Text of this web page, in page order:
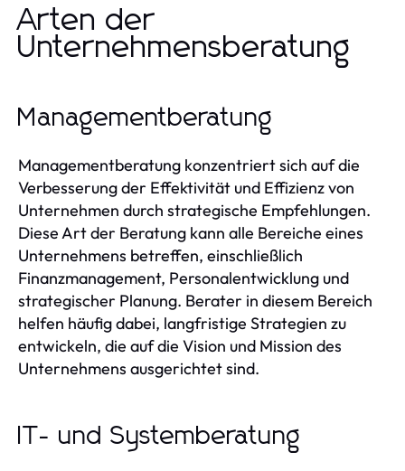
Arten der
Unternehmensberatung
Managementberatung
Managementberatung konzentriert sich auf die
Verbesserung der Effektivität und Effizienz von
Unternehmen durch strategische Empfehlungen.
Diese Art der Beratung kann alle Bereiche eines
Unternehmens betreffen, einschließlich
Finanzmanagement, Personalentwicklung und
strategischer Planung. Berater in diesem Bereich
helfen häufig dabei, langfristige Strategien zu
entwickeln, die auf die Vision und Mission des
Unternehmens ausgerichtet sind.
IT- und Systemberatung